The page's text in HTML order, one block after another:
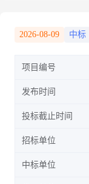
2026-08-09 中标
项目编号
发布时间
投标截止时间
招标单位
中标单位